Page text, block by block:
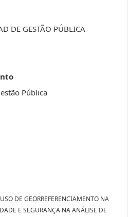
DE GESTÃO PÚBLICA
Pública
DE GEORREFERENCIAMENTO NA
E SEGURANÇA NA ANÁLISE DE